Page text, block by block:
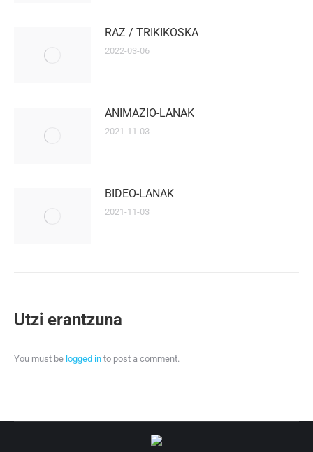
RAZ / TRIKIKOSKA
2022-03-06
ANIMAZIO-LANAK
2021-11-03
BIDEO-LANAK
2021-11-03
Utzi erantzuna
You must be logged in to post a comment.